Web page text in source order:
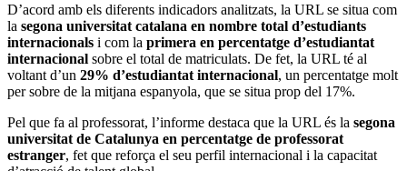
D’acord amb els diferents indicadors analitzats, la URL se situa com
la segona universitat catalana en nombre total d’estudiants
internacionals i com la primera en percentatge d’estudiantat
internacional sobre el total de matriculats. De fet, la URL té al
voltant d’un 29% d’estudiantat internacional, un percentatge molt
per sobre de la mitjana espanyola, que se situa prop del 17%.
Pel que fa al professorat, l’informe destaca que la URL és la segona
universitat de Catalunya en percentatge de professorat
estranger, fet que reforça el seu perfil internacional i la capacitat